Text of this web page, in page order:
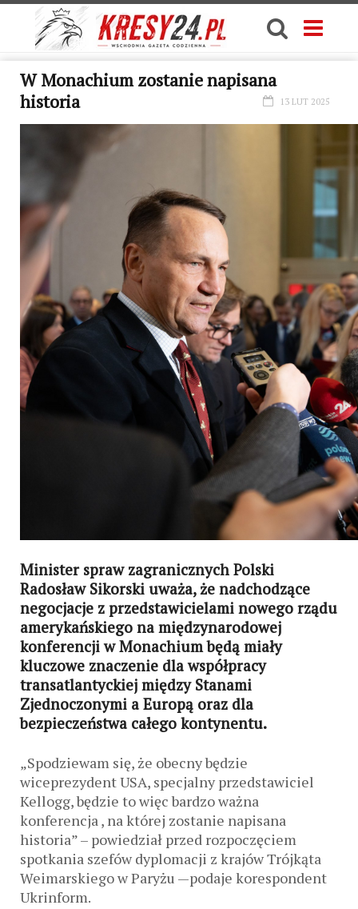
W Monachium zostanie napisana
historia
13 LUT 2025
Minister spraw zagranicznych Polski
Radosław Sikorski uważa, że ​​nadchodzące
negocjacje z przedstawicielami nowego rządu
amerykańskiego na międzynarodowej
konferencji w Monachium będą miały
kluczowe znaczenie dla współpracy
transatlantyckiej między Stanami
Zjednoczonymi a Europą oraz dla
bezpieczeństwa całego kontynentu.
„Spodziewam się, że obecny będzie
wiceprezydent USA, specjalny przedstawiciel
Kellogg, będzie to więc bardzo ważna
konferencja , na której zostanie napisana
historia” – powiedział przed rozpoczęciem
spotkania szefów dyplomacji z krajów Trójkąta
Weimarskiego w Paryżu —podaje korespondent
Ukrinform.